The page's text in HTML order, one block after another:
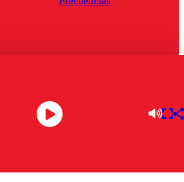
Descarga la APP